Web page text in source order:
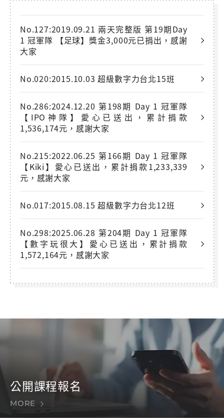
No.127:2019.09.21 兩天完整版 第19期Day
1 冠軍隊 【足球】獎金3,000元已捐出，感謝
大家
No.020:2015.10.03 超級數字力台北15班
No.286:2024.12.20 第198期 Day 1 冠軍隊
【IPO神隊】愛心已送出，累計捐款
1,536,174元，感謝大家
No.215:2022.06.25 第166期 Day 1 冠軍隊
【Kiki】愛心已送出，累計捐款1,233,339
元，感謝大家
No.017:2015.08.15 超級數字力台北12班
No.298:2025.06.28 第204期 Day 1 冠軍隊
【數字玩很大】愛心已送出，累計捐款
1,572,164元，感謝大家
公開課程報名
MORE